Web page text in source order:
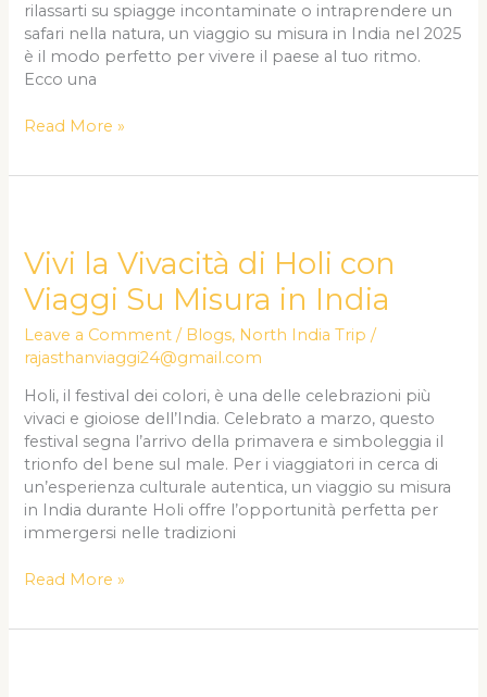
rilassarti su spiagge incontaminate o intraprendere un
safari nella natura, un viaggio su misura in India nel 2025
è il modo perfetto per vivere il paese al tuo ritmo.
Ecco una
Read More »
Vivi la Vivacità di Holi con
Viaggi Su Misura in India
Leave a Comment / Blogs, North India Trip /
rajasthanviaggi24@gmail.com
Holi, il festival dei colori, è una delle celebrazioni più
vivaci e gioiose dell’India. Celebrato a marzo, questo
festival segna l’arrivo della primavera e simboleggia il
trionfo del bene sul male. Per i viaggiatori in cerca di
un’esperienza culturale autentica, un viaggio su misura
in India durante Holi offre l’opportunità perfetta per
immergersi nelle tradizioni
Vivacità
di
Holi
Viaggi
Su
Misura
in
India
Read More »